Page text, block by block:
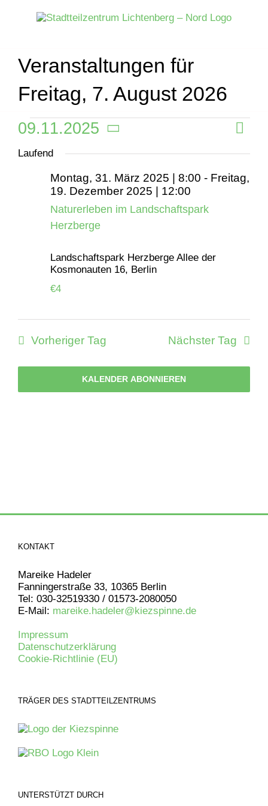
Veranstaltungen für
Freitag, 7. August 2026
Veranstaltungen
für
Sonntag,
2025
Tag
09.11.2025
wählen.
Laufend
Naturerleben im Landschaftspark
Herzberge
Montag, 31. März 2025 | 8:00 - Freitag,
19. Dezember 2025 | 12:00
Landschaftspark Herzberge Allee der
Kosmonauten 16, Berlin
€4
Vorheriger Tag Nächster Tag
KALENDER ABONNIEREN
KONTAKT
Mareike Hadeler
Fanningerstraße 33, 10365 Berlin
Tel: 030-32519330 / 01573-2080050
E-Mail: mareike.hadeler@kiezspinne.de
Impressum
Datenschutzerklärung
Cookie-Richtlinie (EU)
TRÄGER DES STADTTEILZENTRUMS
UNTERSTÜTZT DURCH